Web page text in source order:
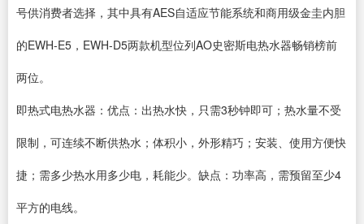
号供消费者选择，其中具有AES自适应节能系统和商用级金圭内胆
的EWH-E5，EWH-D5两款机型位列AO史密斯电热水器畅销榜前
两位。
即热式电热水器：优点：出热水快，只需3秒钟即可；热水量不受
限制，可连续不断供热水；体积小，外形精巧；安装、使用方便快
捷；需多少热水用多少电，耗能少。缺点：功率高，需预留至少4
平方的电线。